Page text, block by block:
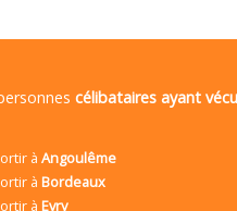
célibataires ayant
à Angoulême
à Bordeaux
à Evry